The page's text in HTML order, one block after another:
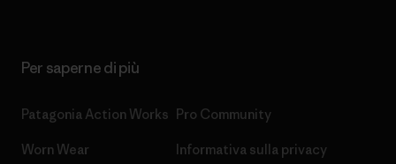
Per saperne di più
Patagonia Action Works
Worn Wear
Pro Community
Informativa sulla privacy